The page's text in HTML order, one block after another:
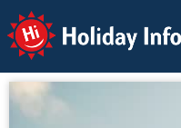
Holiday Info